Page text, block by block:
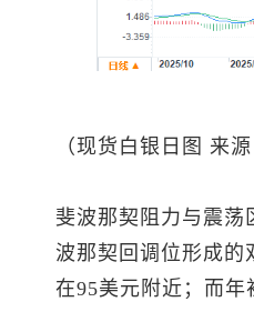
（现货白银 日图 来
斐波那契阻力与震
波那契回调位形成的
在95美元附近；而